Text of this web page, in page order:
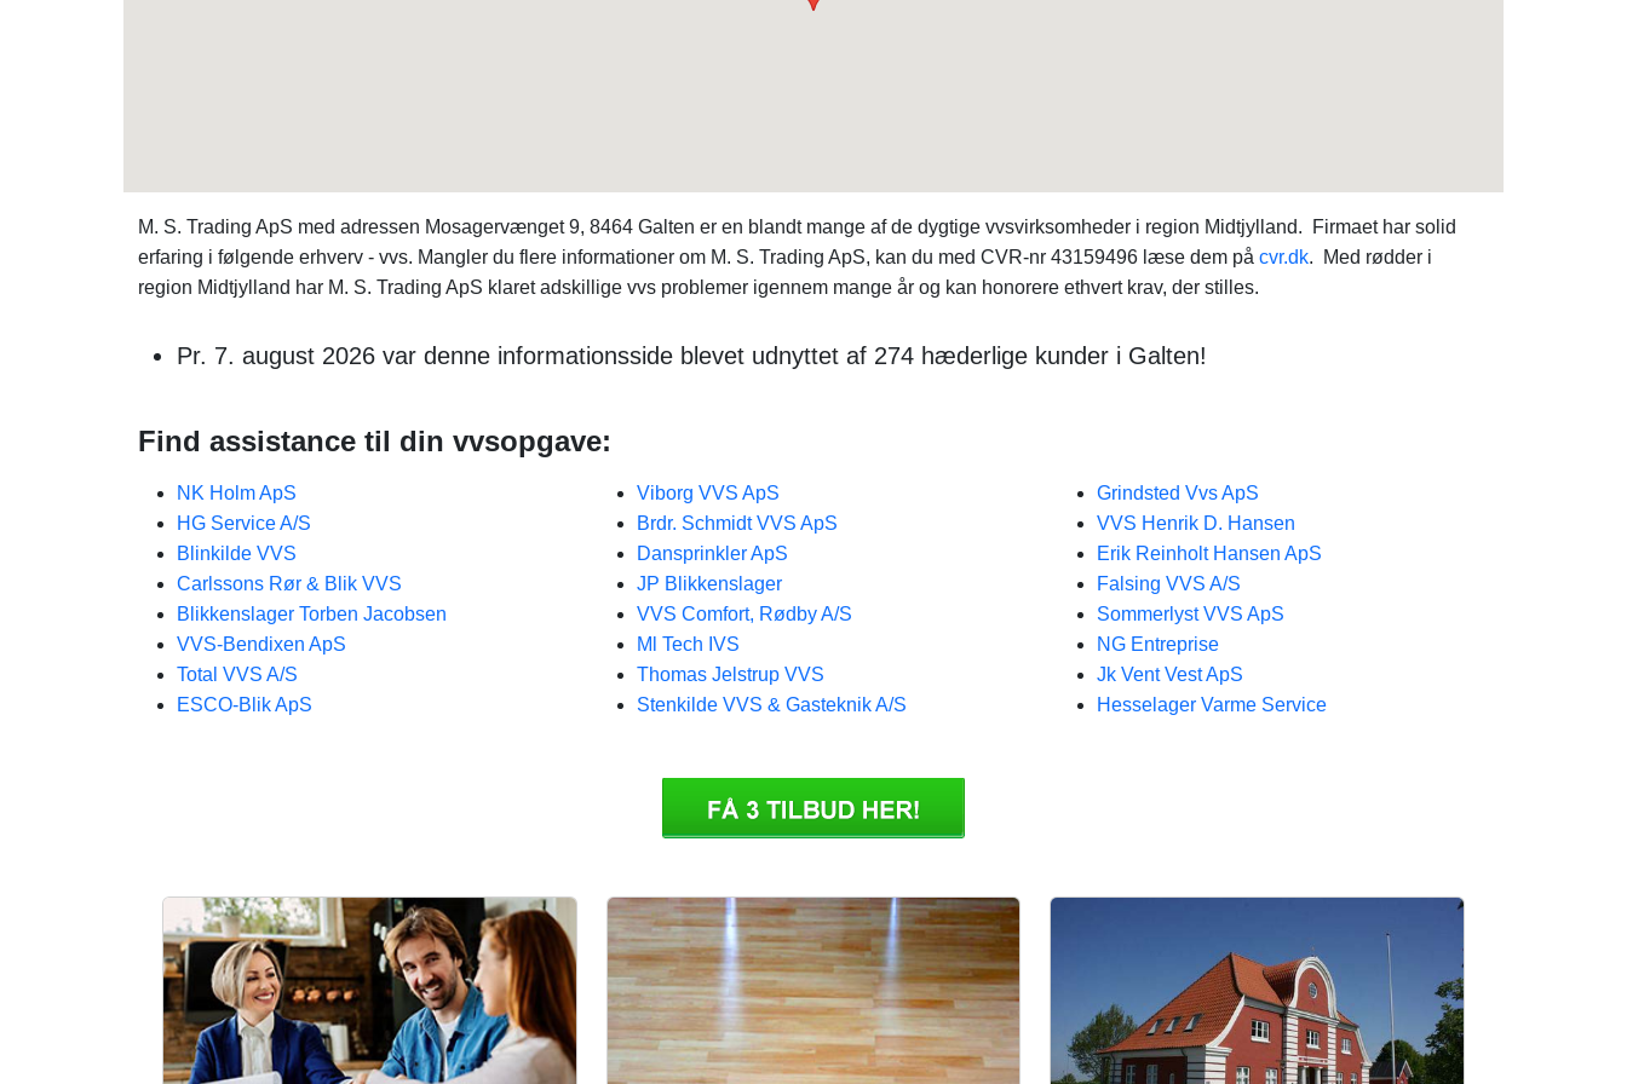
M. S. Trading ApS med adressen Mosagervænget 9, 8464 Galten er en blandt mange af de dygtige vvsvirksomheder i region Midtjylland. Firmaet har solid
erfaring i følgende erhverv - vvs. Mangler du flere informationer om M. S. Trading ApS, kan du med CVR-nr 43159496 læse dem på cvr.dk. Med rødder i
region Midtjylland har M. S. Trading ApS klaret adskillige vvs problemer igennem mange år og kan honorere ethvert krav, der stilles.
Pr. 7. august 2026 var denne informationsside blevet udnyttet af 274 hæderlige kunder i Galten!
Find assistance til din vvsopgave:
NK Holm ApS
HG Service A/S
Blinkilde VVS
Carlssons Rør & Blik VVS
Blikkenslager Torben Jacobsen
VVS-Bendixen ApS
Total VVS A/S
ESCO-Blik ApS
Viborg VVS ApS
Brdr. Schmidt VVS ApS
Dansprinkler ApS
JP Blikkenslager
VVS Comfort, Rødby A/S
Ml Tech IVS
Thomas Jelstrup VVS
Stenkilde VVS & Gasteknik A/S
Grindsted Vvs ApS
VVS Henrik D. Hansen
Erik Reinholt Hansen ApS
Falsing VVS A/S
Sommerlyst VVS ApS
NG Entreprise
Jk Vent Vest ApS
Hesselager Varme Service